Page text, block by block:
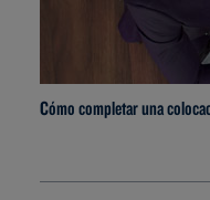
Cómo completar una